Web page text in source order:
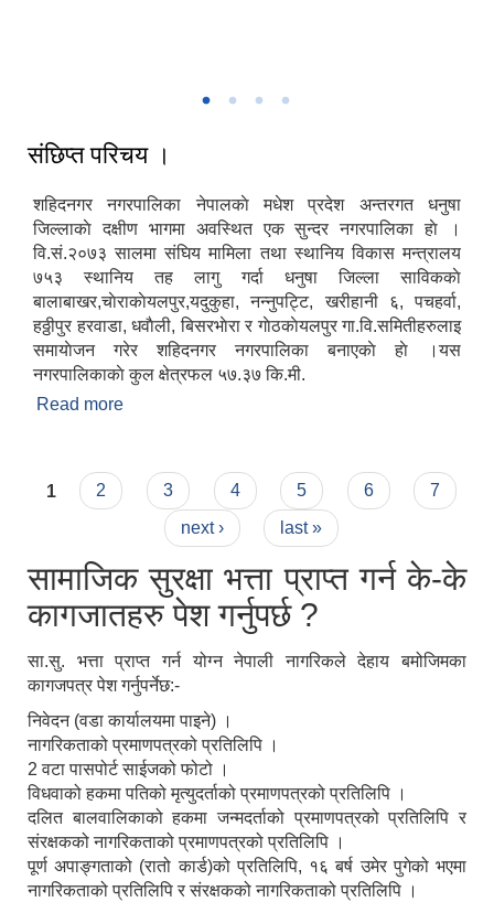
संछिप्त परिचय ।
शहिदनगर नगरपालिका नेपालकाे मधेश प्रदेश अन्तरगत धनुषा
जिल्लाकाे दक्षीण भागमा अवस्थित एक सुन्दर नगरपालिका हाे ।
वि.सं.२०७३ सालमा संघिय मामिला तथा स्थानिय विकास मन्त्रालय
७५३ स्थानिय तह लागु गर्दा धनुषा जिल्ला साविककाे
बालाबाखर,चाेराकाेयलपुर,यदुकुहा, नन्नुपट्टि, खरीहानी ६, पचहर्वा,
हठ्ठीपुर हरवाडा, धवाैली, बिसरभाेरा र गाेठकाेयलपुर गा.वि.समितीहरुलाइ
समायाेजन गरेर शहिदनगर नगरपालिका बनाएकाे हाे ।यस
नगरपालिकाकाे कुल क्षेत्रफल ५७.३७ कि.मी.
Read more
Pages
1 2 3 4 5 6
7
next ›
last »
सामाजिक सुरक्षा भत्ता प्राप्त गर्न के-के
कागजातहरु पेश गर्नुपर्छ ?
सा.सु. भत्ता प्राप्त गर्न योग्न नेपाली नागरिकले देहाय बमोजिमका
कागजपत्र पेश गर्नुपर्नेछ:-
निवेदन (वडा कार्यालयमा पाइने) ।
नागरिकताको प्रमाणपत्रको प्रतिलिपि ।
2 वटा पासपोर्ट साईजको फोटो ।
विधवाको हकमा पतिको मृत्युदर्ताको प्रमाणपत्रको प्रतिलिपि ।
दलित बालवालिकाको हकमा जन्मदर्ताको प्रमाणपत्रको प्रतिलिपि र
संरक्षकको नागरिकताको प्रमाणपत्रको प्रतिलिपि ।
पूर्ण अपाङ्गताको (रातो कार्ड)को प्रतिलिपि, १६ बर्ष उमेर पुगेको भएमा
नागरिकताको प्रतिलिपि र संरक्षकको नागरिकताको प्रतिलिपि ।